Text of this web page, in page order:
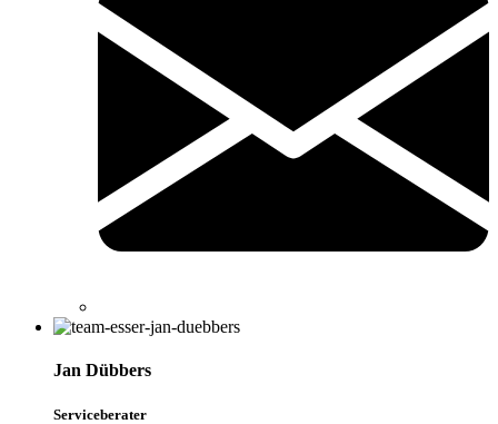
Jan Dübbers
Serviceberater